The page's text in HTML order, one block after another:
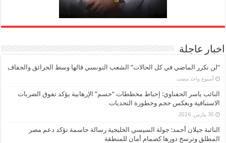
اخبار عاجلة
“لن نكرر الماضي في كل الحالات” الشعب التونسي قالها وسط الحرائق والجفاف
‏أسبوع واحد مضت
النائب ياسر الحفناوي: إحباط مخططات “حسم” الإرهابية يؤكد تفوق الضربات
الاستباقية ويعكس حجم وخطورة التحديات
30 مارس، 2026
النائبة جيلان أحمد: جولة السيسي الخليجية رسالة حاسمة تؤكد دعم مصر
المطلق وترسخ دورها كصمام أمان للمنطقة